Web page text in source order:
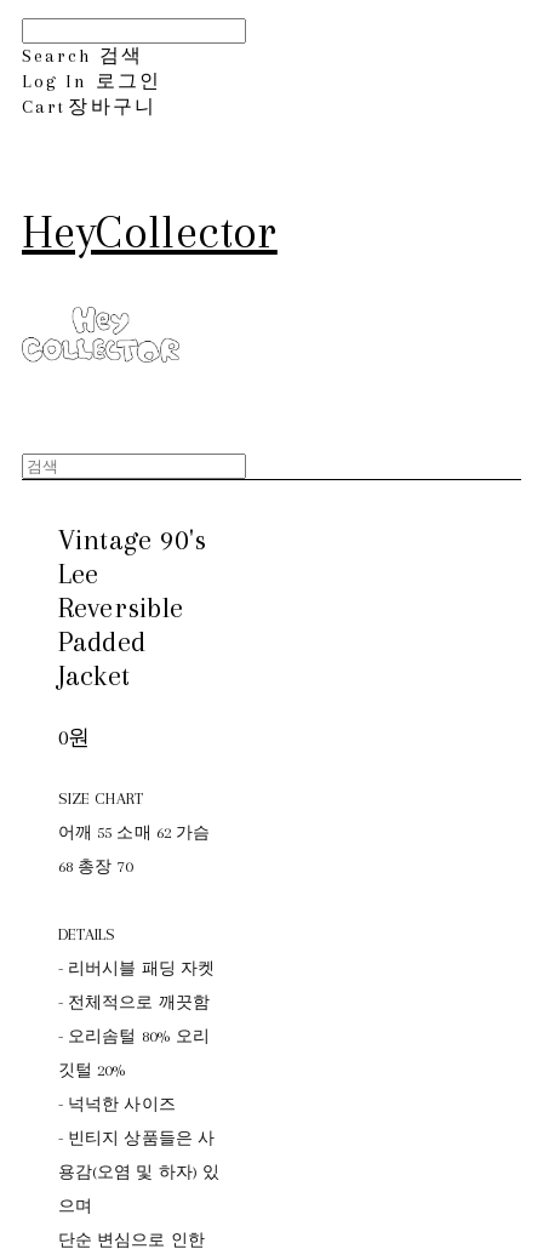
Search 검색
Log In
로그인
Cart 장바구니
HeyCollector
Vintage 90's
Lee
Reversible
Padded
Jacket
0원
SIZE CHART
어깨 55 소매 62 가슴
68 총장 70
DETAILS
- 리버시블 패딩 자켓
- 전체적으로 깨끗함
- 오리솜털 80% 오리
깃털 20%
- 넉넉한 사이즈
- 빈티지 상품들은 사
용감(오염 및 하자) 있
으며
단순 변심으로 인한